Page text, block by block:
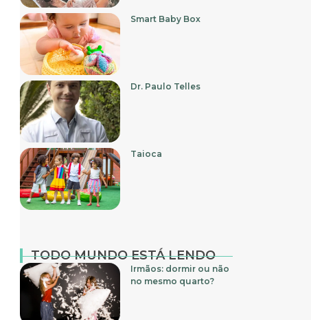
Smart Baby Box
Dr. Paulo Telles
Taioca
TODO MUNDO ESTÁ LENDO
Irmãos: dormir ou não
no mesmo quarto?